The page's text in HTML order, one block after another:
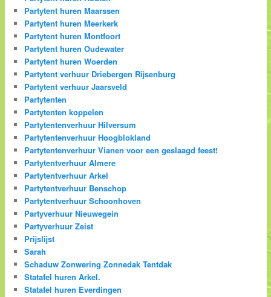
Partytent huren Maarssen
Partytent huren Meerkerk
Partytent huren Montfoort
Partytent huren Oudewater
Partytent huren Woerden
Partytent verhuur Driebergen Rijsenburg
Partytent verhuur Jaarsveld
Partytenten
Partytenten koppelen
Partytentenverhuur Hilversum
Partytentenverhuur Hoogblokland
Partytentenverhuur Vianen voor een geslaagd feest!
Partytentverhuur Almere
Partytentverhuur Arkel
Partytentverhuur Benschop
Partytentverhuur Schoonhoven
Partyverhuur Nieuwegein
Partyverhuur Zeist
Prijslijst
Sarah
Schaduw Zonwering Zonnedak Tentdak
Statafel huren Arkel.
Statafel huren Everdingen